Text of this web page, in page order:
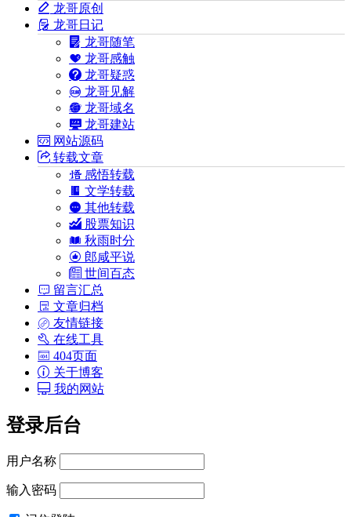
龙哥原创
龙哥日记
龙哥随笔
龙哥感触
龙哥疑惑
龙哥见解
龙哥域名
龙哥建站
网站源码
转载文章
感悟转载
文学转载
其他转载
股票知识
秋雨时分
郎咸平说
世间百态
留言汇总
文章归档
友情链接
在线工具
404页面
关于博客
我的网站
登录后台
用户名称
输入密码